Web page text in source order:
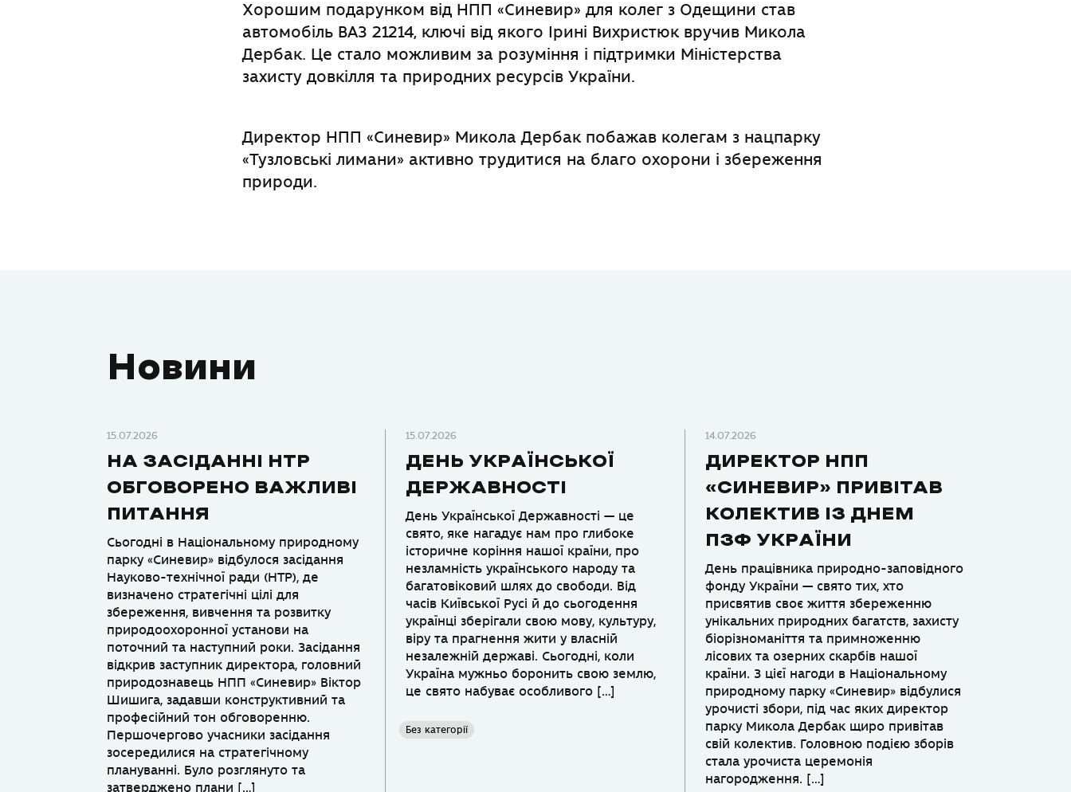
Хорошим подарунком від НПП «Синевир» для колег з Одещини став
автомобіль ВАЗ 21214, ключі від якого Ірині Вихристюк вручив Микола
Дербак. Це стало можливим за розуміння і підтримки Міністерства
захисту довкілля та природних ресурсів України.
Директор НПП «Синевир» Микола Дербак побажав колегам з нацпарку
«Тузловські лимани» активно трудитися на благо охорони і збереження
природи.
Новини
15.07.2026
НА ЗАСІДАННІ НТР
ОБГОВОРЕНО ВАЖЛИВІ
ПИТАННЯ
Сьогодні в Національному природному
парку «Синевир» відбулося засідання
Науково-технічної ради (НТР), де
визначено стратегічні цілі для
збереження, вивчення та розвитку
природоохоронної установи на
поточний та наступний роки. Засідання
відкрив заступник директора, головний
природознавець НПП «Синевир» Віктор
Шишига, задавши конструктивний та
професійний тон обговоренню.
Першочергово учасники засідання
зосередилися на стратегічному
плануванні. Було розглянуто та
затверджено плани […]
15.07.2026
ДЕНЬ УКРАЇНСЬКОЇ
ДЕРЖАВНОСТІ
День Української Державності — це
свято, яке нагадує нам про глибоке
історичне коріння нашої країни, про
незламність українського народу та
багатовіковий шлях до свободи. Від
часів Київської Русі й до сьогодення
українці зберігали свою мову, культуру,
віру та прагнення жити у власній
незалежній державі. Сьогодні, коли
Україна мужньо боронить свою землю,
це свято набуває особливого […]
Без категорії
14.07.2026
ДИРЕКТОР НПП
«СИНЕВИР» ПРИВІТАВ
КОЛЕКТИВ ІЗ ДНЕМ
ПЗФ УКРАЇНИ
День працівника природно-заповідного
фонду України — свято тих, хто
присвятив своє життя збереженню
унікальних природних багатств, захисту
біорізноманіття та примноженню
лісових та озерних скарбів нашої
країни. З цієї нагоди в Національному
природному парку «Синевир» відбулися
урочисті збори, під час яких директор
парку Микола Дербак щиро привітав
свій колектив. Головною подією зборів
стала урочиста церемонія
нагородження. […]